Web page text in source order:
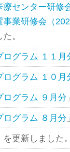
療センター研
事業研修会（
。
ログラム １１月
ログラム １０月
ログラム ９月分
ログラム ８月分
を更新しました